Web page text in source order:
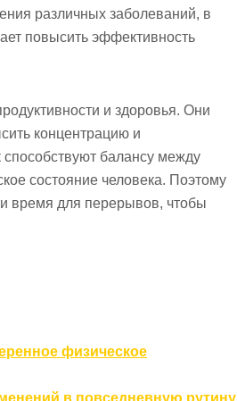
различных заболеваний, в
повысить эффективность
и здоровья. Они
концентрацию и
балансу между
состояние человека. Поэтому
время для перерывов, чтобы
физическое
в повседневную рутину